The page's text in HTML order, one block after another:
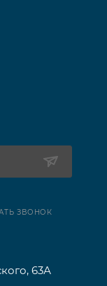
ЗВОНОК
63А